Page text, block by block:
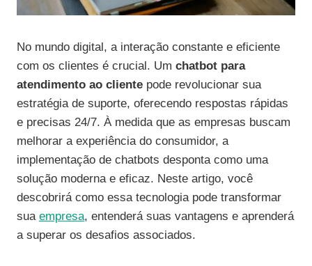
No mundo digital, a interação constante e eficiente
com os clientes é crucial. Um chatbot para
atendimento ao cliente pode revolucionar sua
estratégia de suporte, oferecendo respostas rápidas
e precisas 24/7. À medida que as empresas buscam
melhorar a experiência do consumidor, a
implementação de chatbots desponta como uma
solução moderna e eficaz. Neste artigo, você
descobrirá como essa tecnologia pode transformar
sua empresa, entenderá suas vantagens e aprenderá
a superar os desafios associados.